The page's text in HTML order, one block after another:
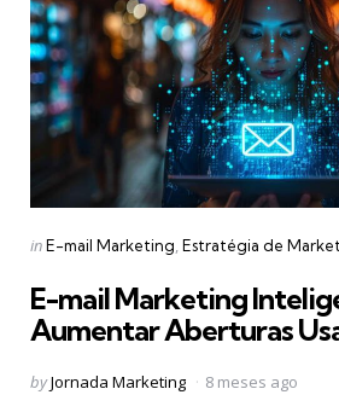
Categories
Posted
inE-mail Marketing Estratégia de
E-mail Marketing
Aumentar Aberturas
Posted
byJornada Marketing 8 meses ago